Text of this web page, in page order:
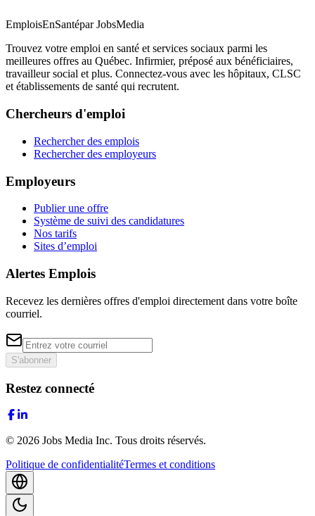
EmploisEnSantépar JobsMedia
Trouvez votre emploi en santé et services sociaux parmi les
meilleures offres au Québec. Infirmier, préposé aux bénéficiaires,
travailleur social et plus. Connectez-vous avec les hôpitaux, CLSC
et établissements de santé qui recrutent.
Chercheurs d'emploi
Rechercher des emplois
Rechercher des employeurs
Employeurs
Publier une offre
Système de suivi des candidatures
Nos tarifs
Sites d’emploi
Alertes Emplois
Recevez les dernières offres d'emploi directement dans votre boîte
courriel.
S'abonner
Restez connecté
© 2026 Jobs Media Inc. Tous droits réservés.
Politique de confidentialitéTermes et conditions